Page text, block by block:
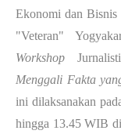
Ekonomi dan Bisnis
"Veteran"
Workshop
Menggali Fakta
ini dilaksanakan
hingga 13.45 WIB